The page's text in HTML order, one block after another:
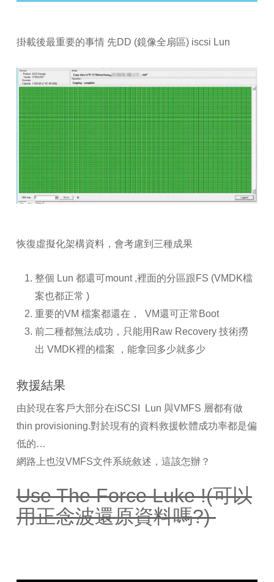
掛載後最重要的事情 先DD (鏡像全扇區) iscsi Lun
恢復虛擬化架構資料，會考慮到三種成果
整個 Lun 都還可mount ,裡面的分區跟FS (VMDK檔
案也都正常 )
重要的VM 檔案都還在， VM還可正常Boot
前二種都無法成功，只能用Raw Recovery 技術撈
出 VMDK裡的檔案 ，能拿回多少就多少
救援結果
由於現在客戶大部分在iSCSI Lun 與VMFS 層都有做
thin provisioning.對於現有的資料救援軟體成功率都是偏
低的…
網路上也沒VMFS文件系統敘述，這該怎辦？
Use The Force Luke !(可以
用正念波還原資料嗎?)